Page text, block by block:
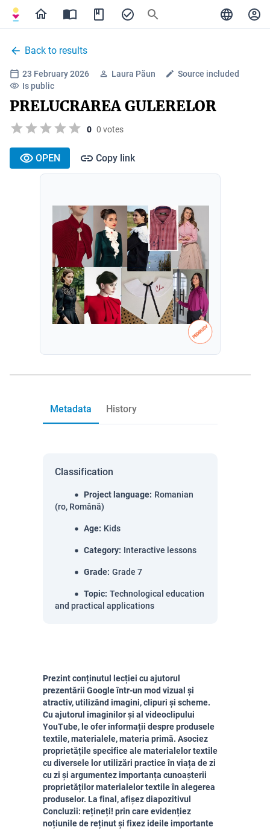
Back to results
23 February 2026 Laura Păun
Source included
Is public
PRELUCRAREA GULERELOR
0 0 votes
OPEN Copy link
Metadata History
Classification
Project language: Romanian
(ro, Română)
Age: Kids
Category: Interactive lessons
Grade: Grade 7
Topic: Technological education
and practical applications
Prezint conținutul lecției cu ajutorul
prezentării Google într-un mod vizual și
atractiv, utilizând imagini, clipuri și scheme.
Cu ajutorul imaginilor și al videoclipului
YouTube, le ofer informații despre produsele
textile, materialele, materia primă. Asociez
proprietățile specifice ale materialelor textile
cu diversele lor utilizări practice în viața de zi
cu zi și argumentez importanța cunoașterii
proprietăților materialelor textile în alegerea
produselor. La final, afișez diapozitivul
Concluzii: rețineți! prin care evidențiez
noțiunile de reținut și fixez ideile importante